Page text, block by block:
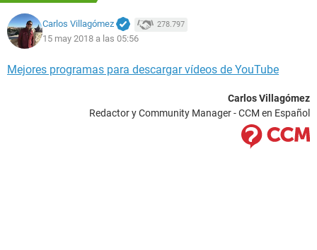
Carlos Villagómez 278.797
15 may 2018 a las 05:56
Mejores programas para descargar vídeos de YouTube
Carlos Villagómez
Redactor y Community Manager - CCM en Español